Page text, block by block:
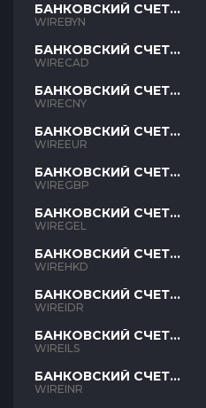
БАНКОВСКИЙ СЧЕТ
BYN
WIREBYN
БАНКОВСКИЙ СЧЕТ
CAD
WIRECAD
БАНКОВСКИЙ СЧЕТ
CNY
WIRECNY
БАНКОВСКИЙ СЧЕТ
EUR
WIREEUR
БАНКОВСКИЙ СЧЕТ
GBP
WIREGBP
БАНКОВСКИЙ СЧЕТ
GEL
WIREGEL
БАНКОВСКИЙ СЧЕТ
HKD
WIREHKD
БАНКОВСКИЙ СЧЕТ
IDR
WIREIDR
БАНКОВСКИЙ СЧЕТ
ILS
WIREILS
БАНКОВСКИЙ СЧЕТ
INR
WIREINR